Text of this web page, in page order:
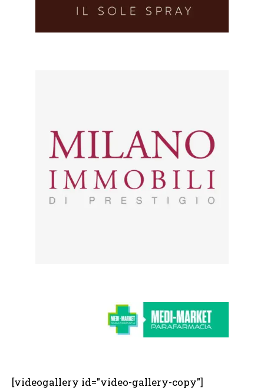
[videogallery id="video-gallery-copy"]